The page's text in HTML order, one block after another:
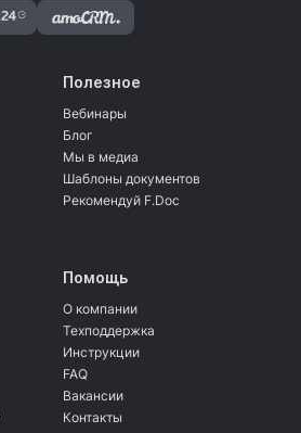
Полезное
Вебинары
Блог
Мы в медиа
Шаблоны документов
Рекомендуй F.Doc
Помощь
О компании
Техподдержка
Инструкции
FAQ
Вакансии
Контакты